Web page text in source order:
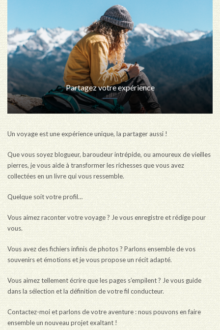
Partagez votre expérience
Un voyage est une expérience unique, la partager aussi !
Que vous soyez blogueur, baroudeur intrépide, ou amoureux de vieilles
pierres, je vous aide à transformer les richesses que vous avez
collectées en un livre qui vous ressemble.
Quelque soit votre profil…
Vous aimez raconter votre voyage ? Je vous enregistre et rédige pour
vous.
Vous avez des fichiers infinis de photos ? Parlons ensemble de vos
souvenirs et émotions et je vous propose un récit adapté.
Vous aimez tellement écrire que les pages s’empilent ? Je vous guide
dans la sélection et la définition de votre fil conducteur.
Contactez-moi et parlons de votre aventure : nous pouvons en faire
ensemble un nouveau projet exaltant !